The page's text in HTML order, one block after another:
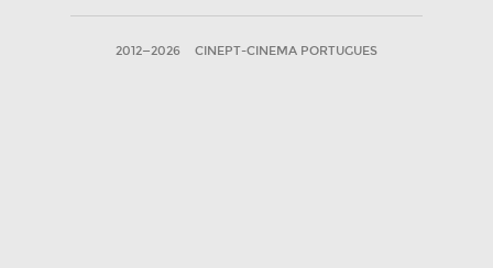
2012—2026 CINEPT-CINEMA PORTUGUES